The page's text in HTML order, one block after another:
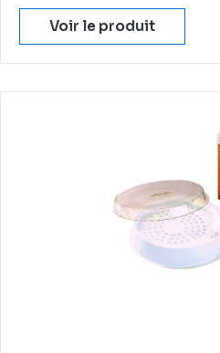
Voir le produit